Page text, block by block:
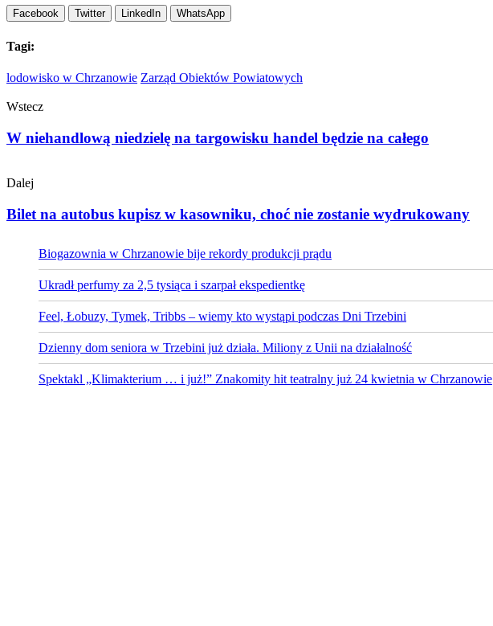
Facebook Twitter LinkedIn WhatsApp
Tagi:
lodowisko w Chrzanowie Zarząd Obiektów Powiatowych
Wstecz
W niehandlową niedzielę na targowisku handel będzie na całego
Dalej
Bilet na autobus kupisz w kasowniku, choć nie zostanie wydrukowany
Biogazownia w Chrzanowie bije rekordy produkcji prądu
Ukradł perfumy za 2,5 tysiąca i szarpał ekspedientkę
Feel, Łobuzy, Tymek, Tribbs – wiemy kto wystąpi podczas Dni Trzebini
Dzienny dom seniora w Trzebini już działa. Miliony z Unii na działalność
Spektakl „Klimakterium … i już!” Znakomity hit teatralny już 24 kwietnia w Chrzanowie